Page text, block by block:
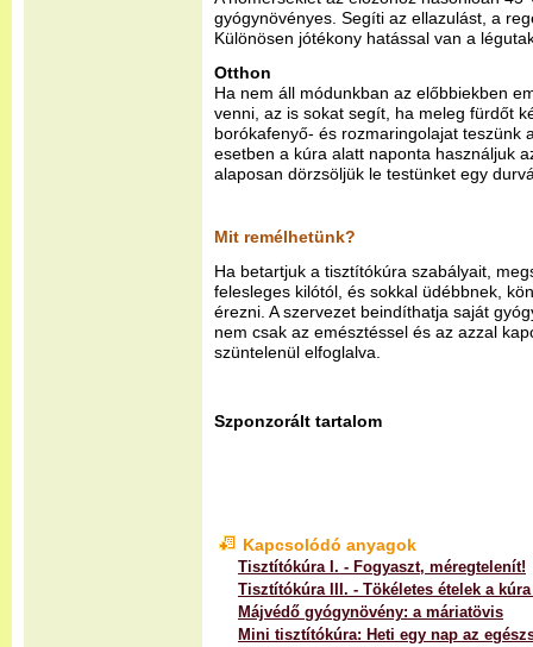
gyógynövényes. Segíti az ellazulást, a
Különösen jótékony hatással van a
Otthon
Ha nem áll módunkban az előbbiekben
venni, az is sokat segít, ha meleg fürdőt
borókafenyő- és rozmaringolajat teszünk
esetben a kúra alatt naponta használjuk
alaposan dörzsöljük le testünket egy
Mit remélhetünk?
Ha betartjuk a tisztítókúra szabályait,
felesleges kilótól, és sokkal üdébbnek,
érezni. A szervezet beindíthatja saját
nem csak az emésztéssel és az azzal
szüntelenül elfoglalva.
Szponzorált tartalom
Kapcsolódó anyagok
Tisztítókúra I. - Fogyaszt, méregtelenít!
Tisztítókúra III. - Tökéletes ételek a
Májvédő gyógynövény: a máriatövis
Mini tisztítókúra: Heti egy nap az